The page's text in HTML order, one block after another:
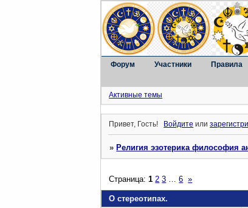
Форум Участники Правила
Активные темы
Привет, Гость! Войдите или
»Религия эзотерика философия
О стереотипах.
Страница:1 2 3 6 »